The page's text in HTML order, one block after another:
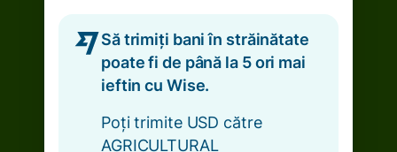
Să trimiți bani în străinătate
poate fi de până la 5 ori mai
ieftin cu Wise.
Poți trimite USD către
AGRICULTURAL